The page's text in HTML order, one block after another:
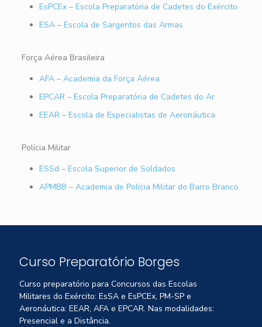
EsPCEx – Escola Preparatória de Cadetes do Exército
ESA – Escola de Sargentos das Armas
Força Aérea Brasileira
AFA – Academia da Força Aérea
EPCAR – Escola Preparatória de Cadetes do Ar
EEAR – Escola de Especialistas de Aeronáutica
Polícia Militar
ESSd – Escola Superior de Soldados
APMBB – Academia de Polícia Militar do Barro Branco
Curso Preparatório Borges
Curso preparatório para Concursos das Escolas
Militares do Exército: EsSA e EsPCEx, PM-SP e
Aeronáutica: EEAR, AFA e EPCAR. Nas modalidades:
Presencial e a Distância.